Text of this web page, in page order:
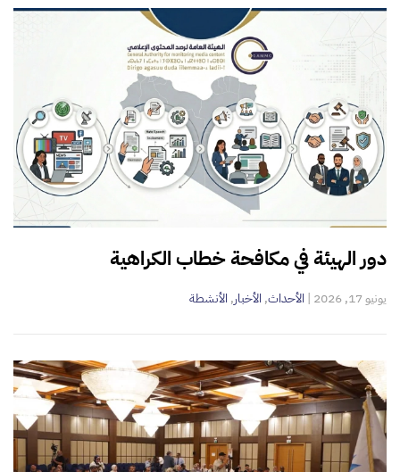
دور الهيئة في مكافحة خطاب الكراهية
يونيو 17, 2026 | الأحداث, الأخبار, الأنشطة